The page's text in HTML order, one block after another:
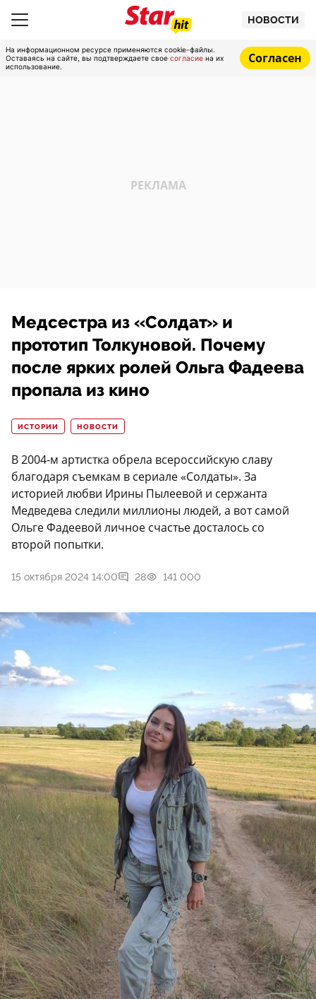
НОВОСТИ
На информационном ресурсе применяются cookie-файлы.
Оставаясь на сайте, вы подтверждаете свое согласие на их
использование.
Согласен
Медсестра из «Солдат» и
прототип Толкуновой. Почему
после ярких ролей Ольга Фадеева
пропала из кино
ИСТОРИИ НОВОСТИ
В 2004-м артистка обрела всероссийскую славу
благодаря съемкам в сериале «Солдаты». За
историей любви Ирины Пылеевой и сержанта
Медведева следили миллионы людей, а вот самой
Ольге Фадеевой личное счастье досталось со
второй попытки.
15 октября 2024 14:00 28 141 000